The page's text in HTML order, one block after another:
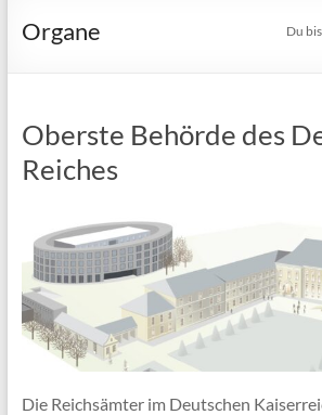
Organe Du
Oberste Behörde des
Reiches
Die Reichsämter im Deutschen